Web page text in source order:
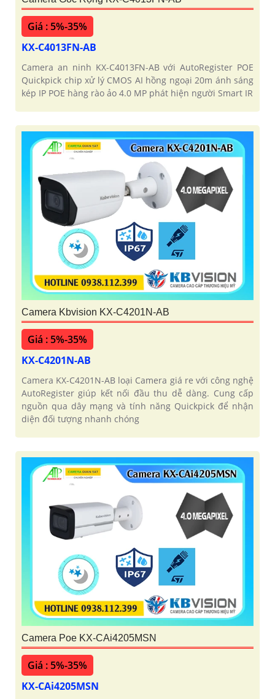
Giá : 5%-35%
KX-C4013FN-AB
Camera an ninh KX-C4013FN-AB với AutoRegister POE
Quickpick chip xử lý CMOS AI hồng ngoại 20m ánh sáng
kép IP POE hàng rào ảo 4.0 MP phát hiện người Smart IR
Camera Kbvision KX-C4201N-AB
Giá : 5%-35%
KX-C4201N-AB
Camera KX-C4201N-AB loại Camera giá re với công nghệ
AutoRegister giúp kết nối đầu thu dễ dàng. Cung cấp
nguồn qua dây mạng và tính năng Quickpick để nhận
diện đối tượng nhanh chóng
Camera Poe KX-CAi4205MSN
Giá : 5%-35%
KX-CAi4205MSN